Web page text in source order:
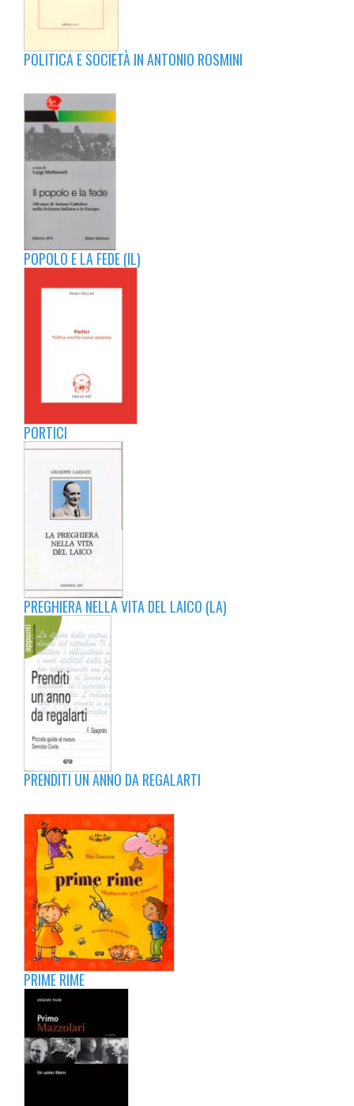
POLITICA E SOCIETÀ IN ANTONIO ROSMINI
POPOLO E LA FEDE (IL)
PORTICI
PREGHIERA NELLA VITA DEL LAICO (LA)
PRENDITI UN ANNO DA REGALARTI
PRIME RIME